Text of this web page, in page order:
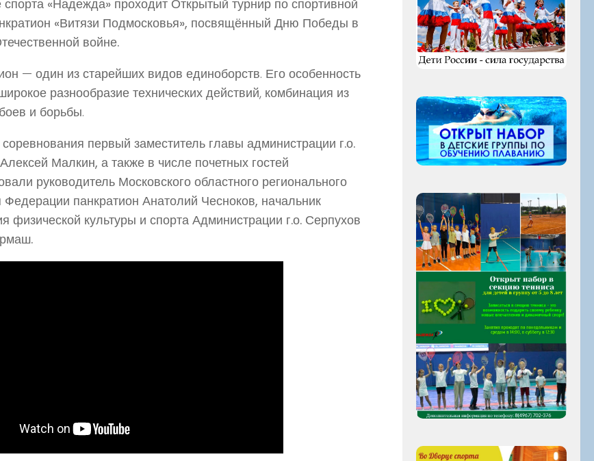
«Надежда» проходит Открытый турнир по спортивной
«Витязи Подмосковья», посвящённый Дню Победы в
войне.
— один из старейших видов единоборств. Его особенность
разнообразие технических действий, комбинация из
и борьбы.
первый заместитель главы администрации г.о.
Малкин, а также в числе почетных гостей
руководитель Московского областного регионального
Федерации панкратион Анатолий Чесноков, начальник
физической культуры и спорта Администрации г.о. Серпухов